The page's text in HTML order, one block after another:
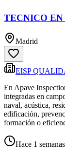
TECNICO
Madrid
EISP
En Apave
integradas en
naval, acústica,
edificación,
formación o
Hace 1 semanas